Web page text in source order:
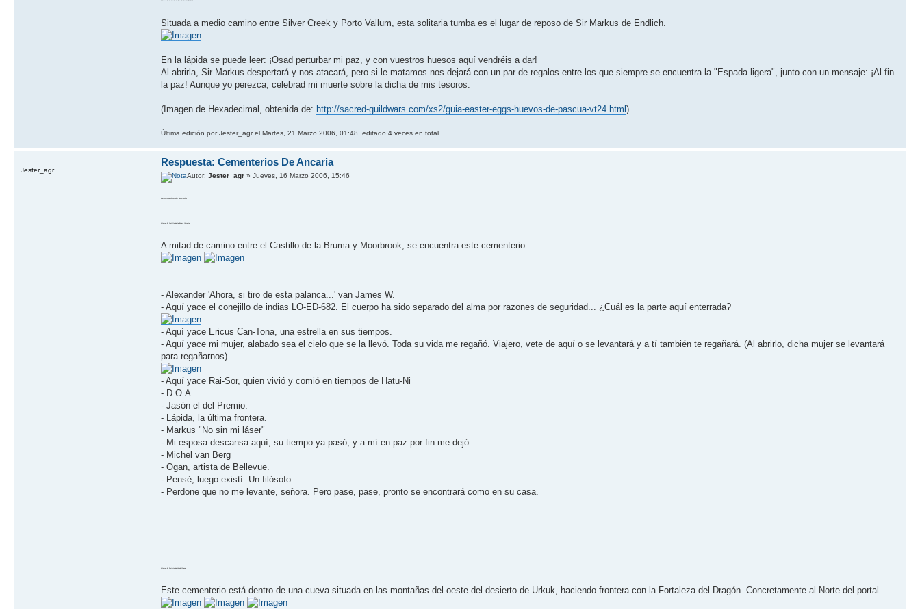
Situada a medio camino entre Silver Creek y Porto Vallum, esta solitaria tumba es el lugar de reposo de Sir Markus de Endlich.
En la lápida se puede leer: ¡Osad perturbar mi paz, y con vuestros huesos aquí­ vendréis a dar!
Al abrirla, Sir Markus despertará y nos atacará, pero si le matamos nos dejará con un par de regalos entre los que siempre se encuentra la "Espada ligera", junto con un mensaje: ¡Al fin
la paz! Aunque yo perezca, celebrad mi muerte sobre la dicha de mis tesoros.
(Imagen de Hexadecima​​l, obtenida de: http://sacred-guildwars.com/xs2/guia-easter-eggs-huevos-de-pascua-vt24.html)
Última edición por Jester_agr el Martes, 21 Marzo 2006, 01:48, editado 4 veces en total
Respuesta: Cementerios De Ancaria
Autor:Jester_agr » Jueves, 16 Marzo 2006, 15:46
Volumen 5: Castillo de la Bruma (Noreste)
A mitad de camino entre el Castillo de la Bruma y Moorbrook, se encuentra este cementerio.
- Alexander 'Ahora, si tiro de esta palanca...' van James W.
- Aquí­ yace el conejillo de indias LO-ED-682. El cuerpo ha sido separado del alma por razones de seguridad... ¿Cuál es la parte aquí­ enterrada?
- Aquí­ yace Ericus Can-Tona, una estrella en sus tiempos.
- Aquí­ yace mi mujer, alabado sea el cielo que se la llevó. Toda su vida me regañó. Viajero, vete de aquí­ o se levantará y a tí­ también te regañará. (Al abrirlo, dicha mujer se levantará
para regañarnos)
- Aquí­ yace Rai-Sor, quien vivió y comió en tiempos de Hatu-Ni
- D.O.A.
- Jasón el del Premio.
- Lápida, la última frontera.
- Markus "No sin mi láser"
- Mi esposa descansa aquí­, su tiempo ya pasó, y a mí­ en paz por fin me dejó.
- Michel van Berg
- Ogan, artista de Bellevue.
- Pensé, luego existí­. Un filósofo.
- Perdone que no me levante, señora. Pero pase, pase, pronto se encontrará como en su casa.
Volumen 6: Desierto de Urkuk (Cueva)
Este cementerio está dentro de una cueva situada en las montañas del oeste del desierto de Urkuk, haciendo frontera con la Fortaleza del Dragón. Concretamente al Norte del portal.
Jester_agr